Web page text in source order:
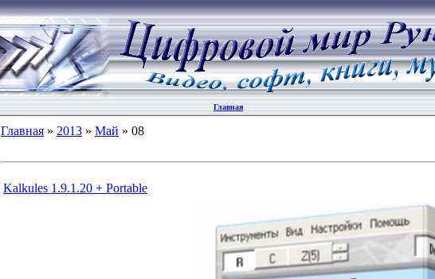
Главная
Главная » 2013 » Май » 08
Kalkules 1.9.1.20 + Portable